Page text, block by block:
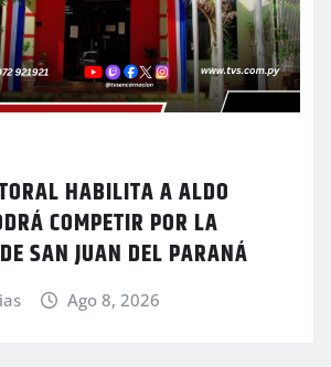
HABILITA A ALDO
COMPETIR POR LA
SAN JUAN DEL PARANÁ
Ago 8, 2026